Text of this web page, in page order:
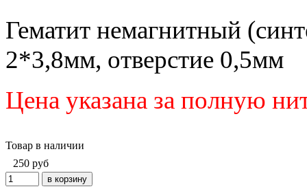
Гематит немагнитный
2*3,8мм, отверстие 0,5мм
Цена указана за полную
Товар в наличии
250 руб